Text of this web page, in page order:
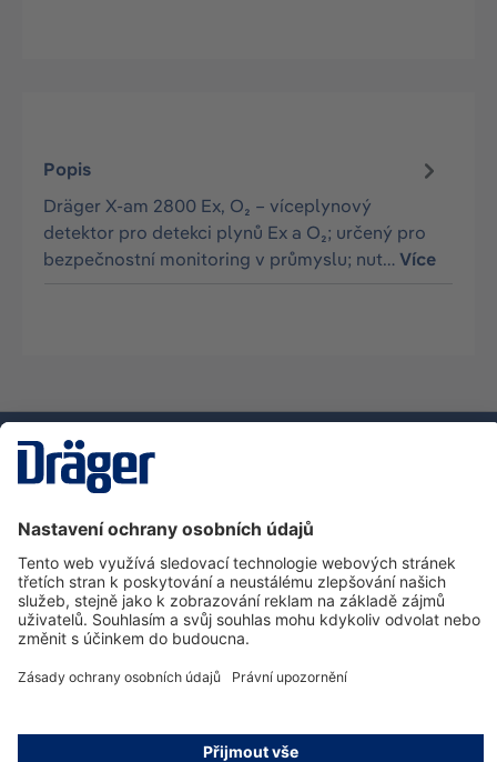
Popis
Dräger X-am 2800 Ex, O₂ – víceplynový
detektor pro detekci plynů Ex a O₂; určený pro
bezpečnostní monitoring v průmyslu; nut…Více
Zákaznická infolinka
O společnosti Dräger
Informace